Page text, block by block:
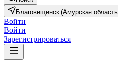
Благовещенск (Амурская
Войти
Войти
Зарегистрироваться